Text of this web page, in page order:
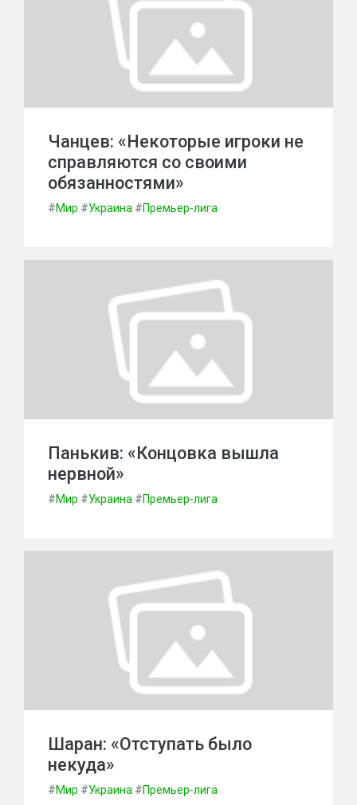
Чанцев: «Некоторые игроки не
справляются со своими
обязанностями»
#Мир #Украина #Премьер-лига
Панькив: «Концовка вышла
нервной»
#Мир #Украина #Премьер-лига
Шаран: «Отступать было
некуда»
#Мир #Украина #Премьер-лига